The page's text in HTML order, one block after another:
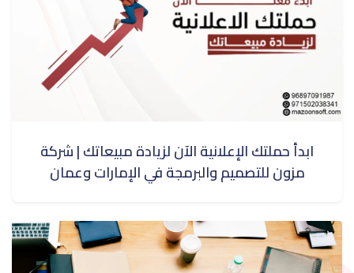
ابدأ حملتك الإعلانية الآن لزيادة مبيعاتك | شركة
مزون للتصميم والبرمجة في الإمارات وعمان